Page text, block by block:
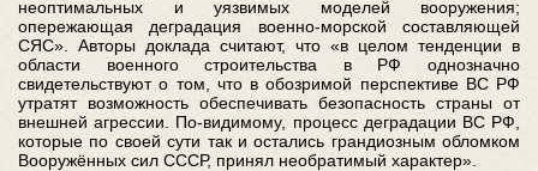
неоптимальных и уязвимых моделей вооружения;
опережающая деградация военно-морской составляющей
СЯС». Авторы доклада считают, что «в целом тенденции в
области военного строительства в РФ однозначно
свидетельствуют о том, что в обозримой перспективе ВС РФ
утратят возможность обеспечивать безопасность страны от
внешней агрессии. По-видимому, процесс деградации ВС РФ,
которые по своей сути так и остались грандиозным обломком
Вооружённых сил СССР, принял необратимый характер».